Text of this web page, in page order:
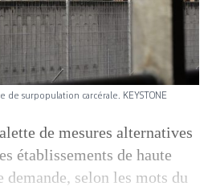
de surpopulation carcérale. KEYSTONE
de mesures alternatives
établissements de haute
demande, selon les mots du